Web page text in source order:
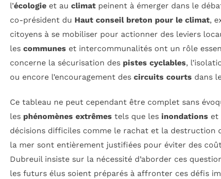
l’écologie et au climat peinent à émerger dans le
co-président du Haut conseil breton pour le climat,
citoyens à se mobiliser pour actionner des leviers
les communes et intercommunalités ont un rôle
concerne la sécurisation des pistes cyclables,
ou encore l’encouragement des circuits courts dans
Ce tableau ne peut cependant être complet sans
les phénomènes extrêmes tels que les inondations
décisions difficiles comme le rachat et la destruction
la mer sont entièrement justifiées pour éviter des
Dubreuil insiste sur la nécessité d’aborder ces
les futurs élus soient préparés à affronter ces défis